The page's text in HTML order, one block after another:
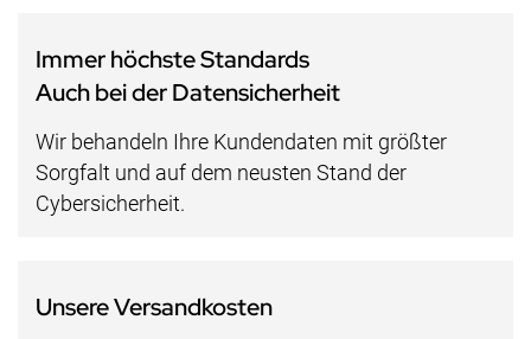
Immer höchste Standards
Auch bei der Datensicherheit
Wir behandeln Ihre Kundendaten mit größter
Sorgfalt und auf dem neusten Stand der
Cybersicherheit.
Unsere Versandkosten